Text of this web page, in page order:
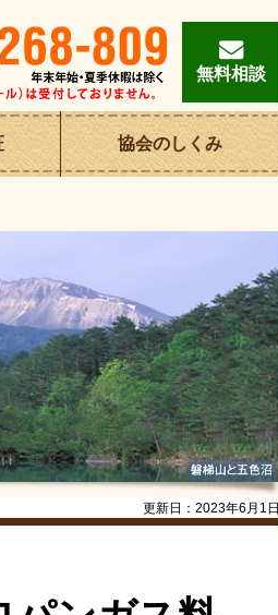
無料相談
協会のしくみ
更新日： 2023年6月1日